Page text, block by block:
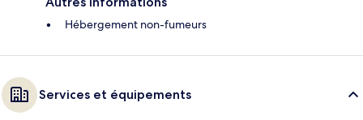
Hébergement non-fumeurs
Services et équipements